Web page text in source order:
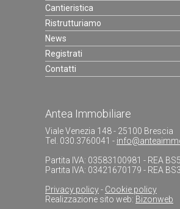
Cantieristica
Ristrutturiamo
News
Registrati
Contatti
Antea Immobiliare
Viale Venezia 148 - 25100 Brescia
Tel. 030.3760041 -
Partita IVA: 03583100981 - REA
Partita IVA: 03421670179 - REA
Privacy policy- Cookie policy
Realizzazione sito web: Bizonweb